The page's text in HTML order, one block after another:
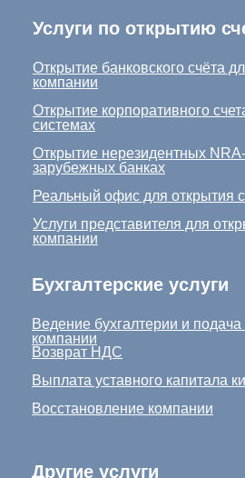
Услуги по открытию
Открытие банковского счёта
компании
Открытие корпоративного
системах
Открытие нерезидентных
зарубежных банках
Реальный офис для открытия
Услуги представителя для
компании
Бухгалтерские услуги
Ведение бухгалтерии и подача
компании
Возврат НДС
Выплата уставного капитала
Восстановление компании
Другие услуги